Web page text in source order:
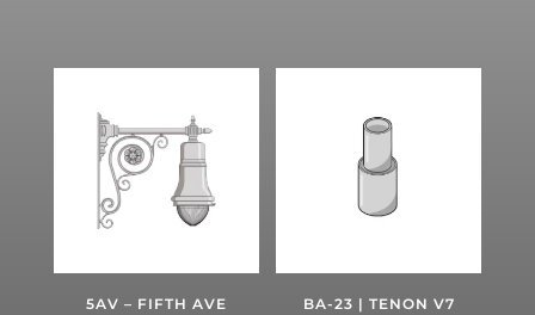
5AV – FIFTH AVE
BA-23 | TENON V7